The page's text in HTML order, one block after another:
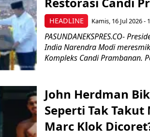
HEADLINE Kamis, 16 Jul 2026 -
PASUNDANEKSPRES.CO-
India Narendra Modi
Kompleks Candi Prambanan.
John Herdman
Seperti Tak Takut
Marc Klok